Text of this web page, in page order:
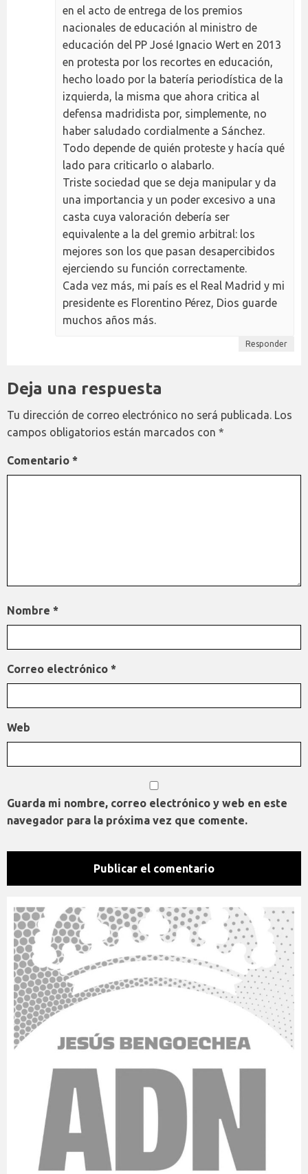
en el acto de entrega de los premios
nacionales de educación al ministro de
educación del PP José Ignacio Wert en 2013
en protesta por los recortes en educación,
hecho loado por la batería periodística de la
izquierda, la misma que ahora critica al
defensa madridista por, simplemente, no
haber saludado cordialmente a Sánchez.
Todo depende de quién proteste y hacía qué
lado para criticarlo o alabarlo.
Triste sociedad que se deja manipular y da
una importancia y un poder excesivo a una
casta cuya valoración debería ser
equivalente a la del gremio arbitral: los
mejores son los que pasan desapercibidos
ejerciendo su función correctamente.
Cada vez más, mi país es el Real Madrid y mi
presidente es Florentino Pérez, Dios guarde
muchos años más.
Responder
Deja una respuesta
Tu dirección de correo electrónico no será publicada. Los
campos obligatorios están marcados con *
Comentario *
Nombre *
Correo electrónico *
Web
Guarda mi nombre, correo electrónico y web en este
navegador para la próxima vez que comente.